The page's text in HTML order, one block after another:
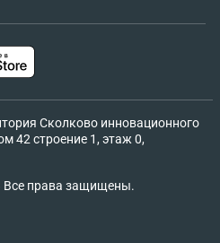
стена между кухней и
видео 4–5
матерью, где отец
(давление, требования
наследство и после: A.
Сколково инновационного
42 строение 1, этаж 0,
Все права защищены.